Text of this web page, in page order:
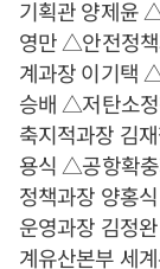
기획관 양제윤
영만 △안전정
계과장 이기택
승배 △저탄소
축지적과장 김
용식 △공항확
정책과장 양홍
운영과장 김정
계유산본부 세